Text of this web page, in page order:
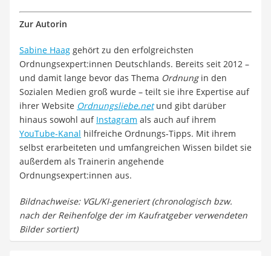
Zur Autorin
Sabine Haag gehört zu den erfolgreichsten
Ordnungsexpert:innen Deutschlands. Bereits seit 2012 –
und damit lange bevor das Thema Ordnungin den
Sozialen Medien groß wurde – teilt sie ihre Expertise auf
ihrer Website Ordnungsliebe.netund gibt darüber
hinaus sowohl auf Instagram als auch auf ihrem
YouTube-Kanal hilfreiche Ordnungs-Tipps. Mit ihrem
selbst erarbeiteten und umfangreichen Wissen bildet sie
außerdem als Trainerin angehende
Ordnungsexpert:innen aus.
Bildnachweise: VGL/KI-generiert (chronologisch bzw.
nach der Reihenfolge der im Kaufratgeber verwendeten
Bilder sortiert)